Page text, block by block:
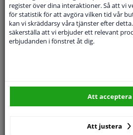
Modellmatchande garanti,
Fyll i ditt registreringsnummer
Specifikationer
register över dina interaktioner. Så att vi
för statistik för att avgöra vilken tid vår
kan vi skräddarsy våra tjänster efter
säkerställa att vi erbjuder ett relevant
erbjudanden i fönstret åt dig.
Att justera
Att acceptera